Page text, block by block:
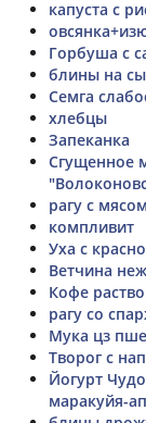
капуста с
Горбуша с
блины на
Семга
хлебцы
Запеканка
Сгущенное
рагу с мясом
компливит
Уха с
Ветчина
Кофе
рагу со
Мука цз
Творог с
Йогурт
маракуйя-